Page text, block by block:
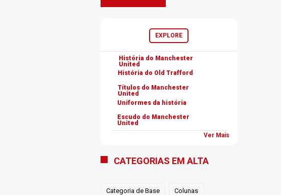
EXPLORE
História do Old Trafford
Títulos do Manchester
United
Uniformes da história
Ver Mais
História do Manchester
United
Escudo do Manchester
United
CATEGORIAS EM ALTA
Categoria de Base Colunas